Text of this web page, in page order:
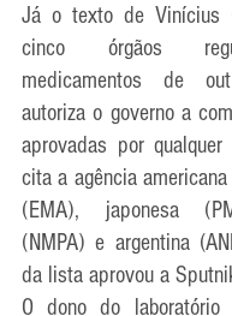
Já o texto de Vinícius
cinco órgãos
medicamentos de
autoriza o governo a
aprovadas por
cita a agência
(EMA), japonesa
(NMPA) e argentina
da lista aprovou a
O dono do laboratório